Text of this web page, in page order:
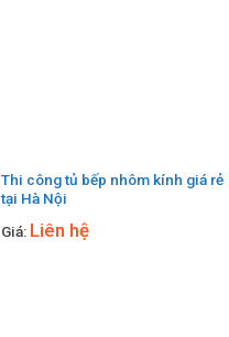
Thi công tủ bếp nhôm kính giá rẻ
tại Hà Nội
Giá: Liên hệ